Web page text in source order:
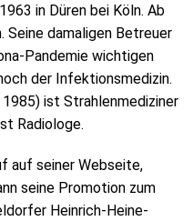
in Düren bei Köln. Ab
Seine damaligen Betreuer
Pandemie wichtigen
der Infektionsmedizin.
ist Strahlenmediziner
Radiologe.
auf seiner Webseite,
seine Promotion zum
Heinrich-Heine-